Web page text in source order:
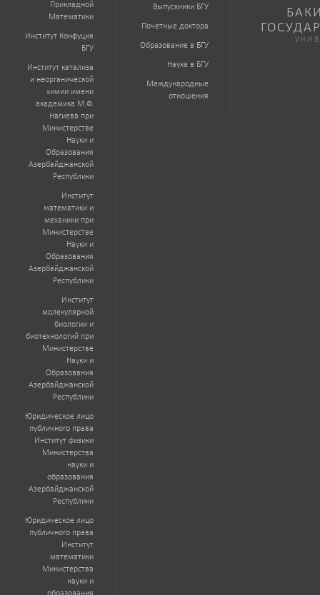
Прикладной
Математики
Институт Конфуция
БГУ
Институт катализа
и неорганической
химии имени
академика М.Ф.
Нагиева при
Министерстве
Науки и
Образования
Азербайджанской
Республики
Институт
математики и
механики при
Министерстве
Науки и
Образования
Азербайджанской
Республики
Институт
молекулярной
биологии и
биотехнологий при
Министерстве
Науки и
Образования
Азербайджанской
Республики
Юридическое лицо
публичного права
Институт физики
Министерства
науки и
образования
Азербайджанской
Республики
Юридическое лицо
публичного права
Институт
математики
Министерства
науки и
Выпускники БГУ
Почетные доктора
Образование в БГУ
Наука в БГУ
Международные
отношения